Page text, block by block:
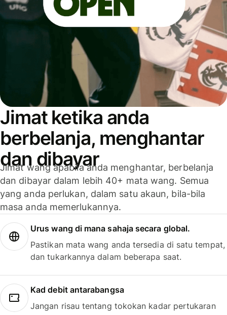
Jimat ketika anda
berbelanja, menghantar
dan dibayar
Jimat wang apabila anda menghantar, berbelanja
dan dibayar dalam lebih 40+ mata wang. Semua
yang anda perlukan, dalam satu akaun, bila-bila
masa anda memerlukannya.
Urus wang di mana sahaja secara global.
Pastikan mata wang anda tersedia di satu tempat,
dan tukarkannya dalam beberapa saat.
Kad debit antarabangsa
Jangan risau tentang tokokan kadar pertukaran